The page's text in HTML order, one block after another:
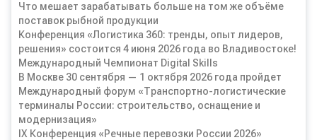
Что мешает зарабатывать больше на том же объёме
поставок рыбной продукции
Конференция «Логистика 360: тренды, опыт лидеров,
решения» состоится 4 июня 2026 года во Владивостоке!
Международный Чемпионат Digital Skills
В Москве 30 сентября — 1 октября 2026 года пройдет
Международный форум «Транспортно-логистические
терминалы России: строительство, оснащение и
модернизация»
IX Конференция «Речные перевозки России 2026»